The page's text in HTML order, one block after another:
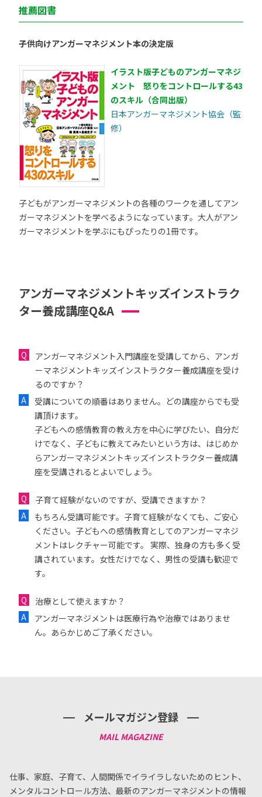
推薦図書
子供向けアンガーマネジメント本の決定版
イラスト版子どものアンガーマネジ
メント 怒りをコントロールする43
のスキル（合同出版）
日本アンガーマネジメント協会（監
修）
子どもがアンガーマネジメントの各種のワークを通してアン
ガーマネジメントを学べるようになっています。大人がアン
ガーマネジメントを学ぶにもぴったりの1冊です。
アンガーマネジメントキッズインストラク
ター養成講座Q&A
アンガーマネジメント入門講座を受講してから、アンガ
ーマネジメントキッズインストラクター養成講座を受け
るのですか？
受講についての順番はありません。どの講座からでも受
講頂けます。
子どもへの感情教育の教え方を中心に学びたい、自分だ
けでなく、子どもに教えてみたいという方は、はじめか
らアンガーマネジメントキッズインストラクター養成講
座を受講されるとよいでしょう。
子育て経験がないのですが、受講できますか？
もちろん受講可能です。子育て経験がなくても、ご安心
ください。子どもへの感情教育としてのアンガーマネジ
メントはレクチャー可能です。 実際、独身の方も多く受
講されています。女性だけでなく、男性の受講も歓迎で
す。
治療として使えますか？
アンガーマネジメントは医療行為や治療ではありませ
ん。あらかじめご了承ください。
メールマガジン登録
仕事、家庭、子育て、人間関係でイライラしないためのヒント、
メンタルコントロール方法、 最新のアンガーマネジメントの情報